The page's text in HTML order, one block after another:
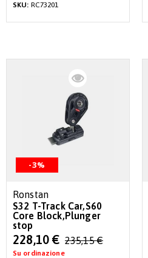
SKU: RC73201
-3%
Ronstan
S32 T-Track Car,S60
Core Block,Plunger
stop
Special
Price
228,10 € 235,15 €
Su ordinazione